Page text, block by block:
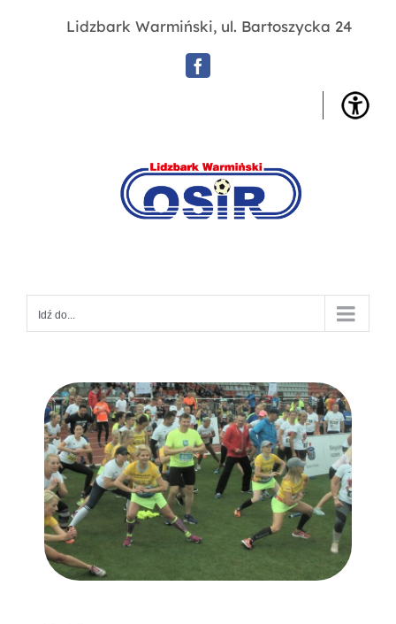
Lidzbark Warmiński, ul. Bartoszycka 24
Facebook
Idź do...